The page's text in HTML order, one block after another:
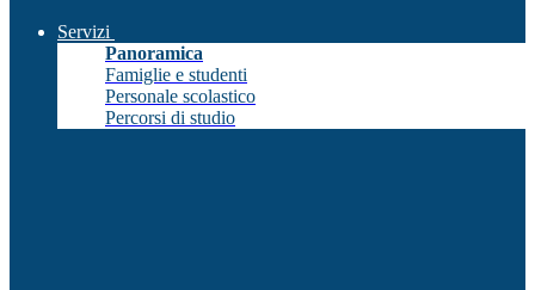
Servizi
Panoramica
Famiglie e studenti
Personale scolastico
Percorsi di studio